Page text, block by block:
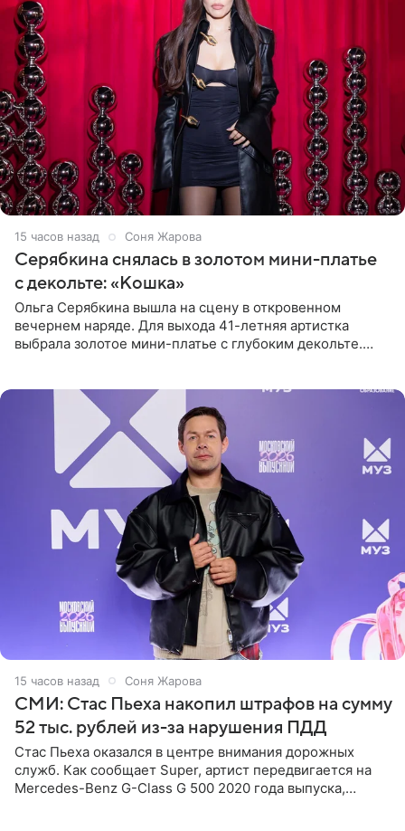
15 часов назад Соня Жарова
Серябкина снялась в золотом мини-платье
с декольте: «Кошка»
Ольга Серябкина вышла на сцену в откровенном
вечернем наряде. Для выхода 41-летняя артистка
выбрала золотое мини-платье с глубоким декольте.
15 часов назад Соня Жарова
СМИ: Стас Пьеха накопил штрафов на сумму
52 тыс. рублей из-за нарушения ПДД
Стас Пьеха оказался в центре внимания дорожных
служб. Как сообщает Super, артист передвигается на
Mercedes-Benz G-Class G 500 2020 года выпуска,